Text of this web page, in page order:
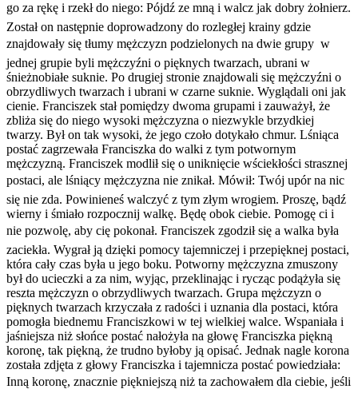
go za rękę i rzekł do niego: Pójdź ze mną i walcz jak dobry żołnierz.
Został on następnie doprowadzony do rozległej krainy gdzie
znajdowały się tłumy mężczyzn podzielonych na dwie grupy  w
jednej grupie byli mężczyźni o pięknych twarzach, ubrani w
śnieżnobiałe suknie. Po drugiej stronie znajdowali się mężczyźni o
obrzydliwych twarzach i ubrani w czarne suknie. Wyglądali oni jak
cienie. Franciszek stał pomiędzy dwoma grupami i zauważył, że
zbliża się do niego wysoki mężczyzna o niezwykle brzydkiej
twarzy. Był on tak wysoki, że jego czoło dotykało chmur. Lśniąca
postać zagrzewała Franciszka do walki z tym potwornym
mężczyzną. Franciszek modlił się o uniknięcie wściekłości strasznej
postaci, ale lśniący mężczyzna nie znikał. Mówił: Twój upór na nic
się nie zda. Powinieneś walczyć z tym złym wrogiem. Proszę, bądź
wierny i śmiało rozpocznij walkę. Będę obok ciebie. Pomogę ci i
nie pozwolę, aby cię pokonał. Franciszek zgodził się a walka była
zaciekła. Wygrał ją dzięki pomocy tajemniczej i przepięknej postaci,
która cały czas była u jego boku. Potworny mężczyzna zmuszony
był do ucieczki a za nim, wyjąc, przeklinając i rycząc podążyła się
reszta mężczyzn o obrzydliwych twarzach. Grupa mężczyzn o
pięknych twarzach krzyczała z radości i uznania dla postaci, która
pomogła biednemu Franciszkowi w tej wielkiej walce. Wspaniała i
jaśniejsza niż słońce postać nałożyła na głowę Franciszka piękną
koronę, tak piękną, że trudno byłoby ją opisać. Jednak nagle korona
została zdjęta z głowy Franciszka i tajemnicza postać powiedziała:
Inną koronę, znacznie piękniejszą niż ta zachowałem dla ciebie, jeśli